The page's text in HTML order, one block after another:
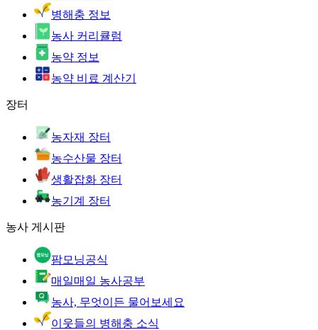
병해충 정보
농사 커리큘럼
농약 정보
농약 비료 계산기
장터
농자재 장터
농수산물 장터
생활잡화 장터
농기계 장터
농사 게시판
팜모닝공식
매일매일 농사공부
농사, 무엇이든 물어보세요
이웃들의 병해충 소식